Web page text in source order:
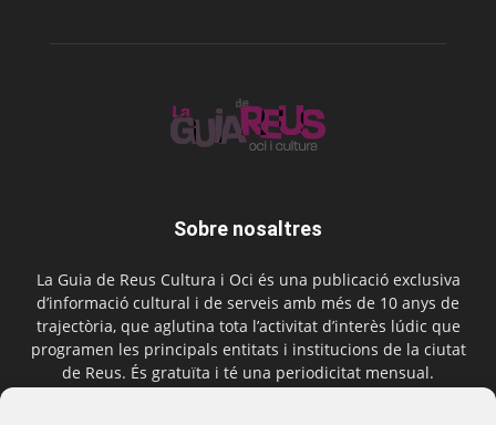
Sobre nosaltres
La Guia de Reus Cultura i Oci és una publicació exclusiva
d’informació cultural i de serveis amb més de 10 anys de
trajectòria, que aglutina tota l’activitat d’interès lúdic que
programen les principals entitats i institucions de la ciutat
de Reus. És gratuïta i té una periodicitat mensual.